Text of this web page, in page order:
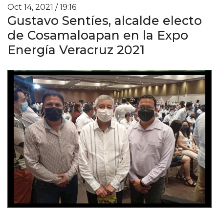
Oct 14, 2021 / 19:16
Gustavo Sentíes, alcalde electo
de Cosamaloapan en la Expo
Energía Veracruz 2021